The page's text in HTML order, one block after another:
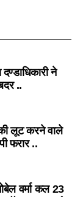
ने
..
लूट करने वाले
फरार ..
वर्मा कल 23